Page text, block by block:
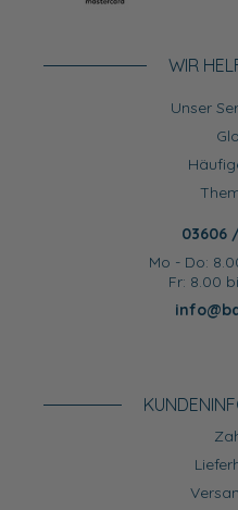
WIR
Unser
03606
Mo - Do:
Fr: 8.00